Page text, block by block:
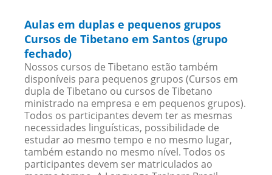
Aulas em duplas e pequenos grupos
Cursos de Tibetano em Santos (grupo
fechado)
Nossos cursos de Tibetano estão também
disponíveis para pequenos grupos (Cursos em
dupla de Tibetano ou cursos de Tibetano
ministrado na empresa e em pequenos grupos).
Todos os participantes devem ter as mesmas
necessidades linguísticas, possibilidade de
estudar ao mesmo tempo e no mesmo lugar,
também estando no mesmo nível. Todos os
participantes devem ser matriculados ao